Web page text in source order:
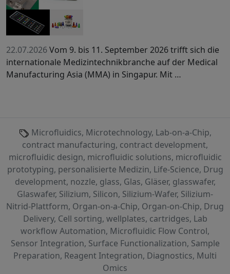
22.07.2026Vom 9. bis 11. September 2026 trifft sich die
internationale Medizintechnikbranche auf der Medical
Manufacturing Asia (MMA) in Singapur. Mit …
Microfluidics, Microtechnology, Lab-on-a-Chip,
contract manufacturing, contract development,
microfluidic design, microfluidic solutions, microfluidic
prototyping, personalisierte Medizin, Life-Science, Drug
development, nozzle, glass, Glas, Gläser, glasswafer,
Glaswafer, Silizium, Silicon, Silizium-Wafer, Silizium-
Nitrid-Plattform, Organ-on-a-Chip, Organ-on-Chip, Drug
Delivery, Cell sorting, wellplates, cartridges, Lab
workflow Automation, Microfluidic Flow Control,
Sensor Integration, Surface Functionalization, Sample
Preparation, Reagent Integration, Diagnostics, Multi
Omics